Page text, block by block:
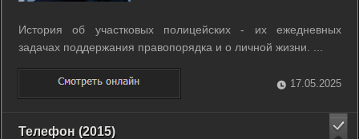
История об участковых полицейских - их ежедневных
задачах поддержания правопорядка и о личной жизни. ...
17.05.2025
Телефон (2015)